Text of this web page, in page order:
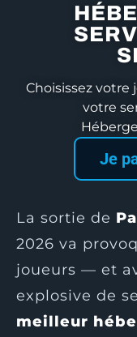
La sortie de
2026 va
joueurs — et
explosive de
meilleur
Choisissez votre
votre
Je